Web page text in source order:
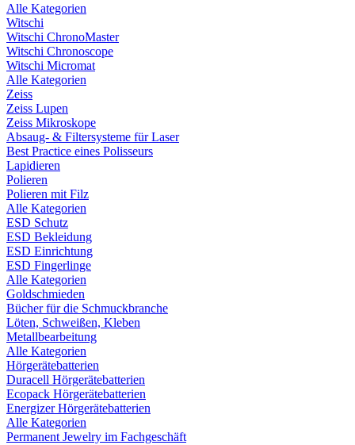
Alle Kategorien
Witschi
Witschi ChronoMaster
Witschi Chronoscope
Witschi Micromat
Alle Kategorien
Zeiss
Zeiss Lupen
Zeiss Mikroskope
Absaug- & Filtersysteme für Laser
Best Practice eines Polisseurs
Lapidieren
Polieren
Polieren mit Filz
Alle Kategorien
ESD Schutz
ESD Bekleidung
ESD Einrichtung
ESD Fingerlinge
Alle Kategorien
Goldschmieden
Bücher für die Schmuckbranche
Löten, Schweißen, Kleben
Metallbearbeitung
Alle Kategorien
Hörgerätebatterien
Duracell Hörgerätebatterien
Ecopack Hörgerätebatterien
Energizer Hörgerätebatterien
Alle Kategorien
Permanent Jewelry im Fachgeschäft